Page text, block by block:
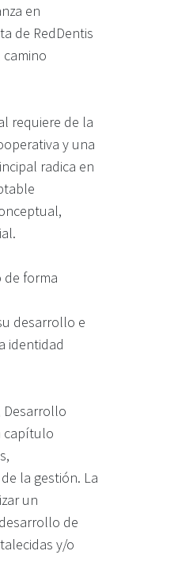
en
de RedDentis
requiere de la
y una
radica en
de forma
desarrollo e
identidad
Desarrollo
capítulo
la gestión. La
un
de
y/o